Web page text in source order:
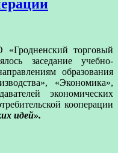
торговый
заседание учебно-
образования
«Экономика»,
экономических
кооперации
идей».